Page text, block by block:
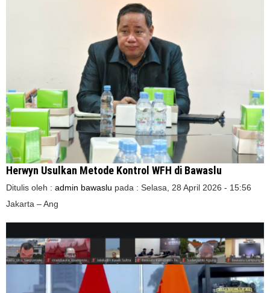
Herwyn Usulkan Metode Kontrol WFH di Bawaslu
Ditulis oleh : admin bawaslu pada : Selasa, 28 April 2026 - 15:56
Jakarta – Ang